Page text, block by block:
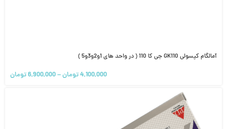
آمالگام کپسولی GK110 جی کا 110 ( در واحد های 1و2و3و5 )
4,100,000تومان–
6,900,000تومان